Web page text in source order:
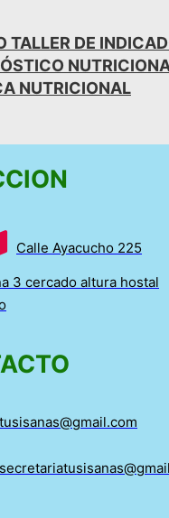
TALLER DE
NUTRICIONAL
Calle Ayacucho 225
3 cercado altura hostal
tusisanas@gmail.com